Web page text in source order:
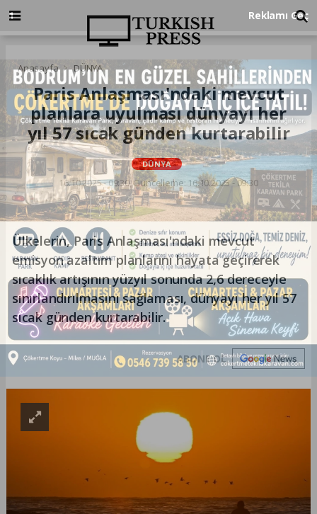
Anasayfa DÜNYA
Paris Anlaşması'ndaki mevcut
planlara uyulması dünyayı her
yıl 57 sıcak günden kurtarabilir
DÜNYA
16.10.2025 - 09:30, Güncelleme: 16.10.2025 - 09:30
Ülkelerin, Paris Anlaşması'ndaki mevcut
emisyon azaltım planlarını hayata geçirerek
sıcaklık artışının yüzyıl sonunda 2,6 dereceyle
sınırlandırılmasını sağlaması, dünyayı her yıl 57
sıcak günden kurtarabilir.
ABONE OL